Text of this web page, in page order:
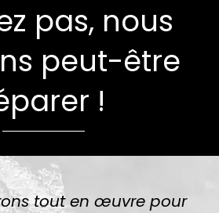
pas, nous
peut-être
!
tout en œuvre pour